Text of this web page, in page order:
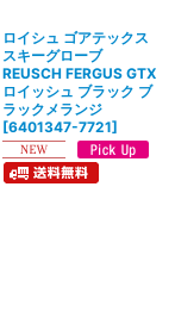
ロイシュ ゴアテックス
スキーグローブ
REUSCH FERGUS GTX
ロイッシュ ブラック ブ
ラックメランジ
[6401347-7721]